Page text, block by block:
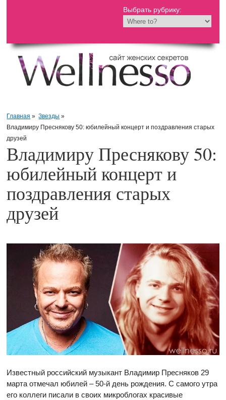
Выбрать рубрику:
Главная » Звезды »
Владимиру Преснякову 50: юбилейный концерт и поздравления старых
друзей
Владимиру Преснякову 50:
юбилейный концерт и
поздравления старых
друзей
Известный российский музыкант Владимир Пресняков 29
марта отмечал юбилей – 50-й день рождения. С самого утра
его коллеги писали в своих микроблогах красивые